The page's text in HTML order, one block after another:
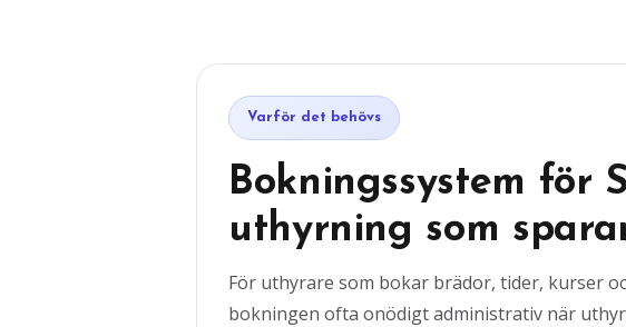
Varför det behövs
Bokningssystem för
uthyrning som
För uthyrare som bokar brädor, tider, kurser
bokningen ofta onödigt administrativ när